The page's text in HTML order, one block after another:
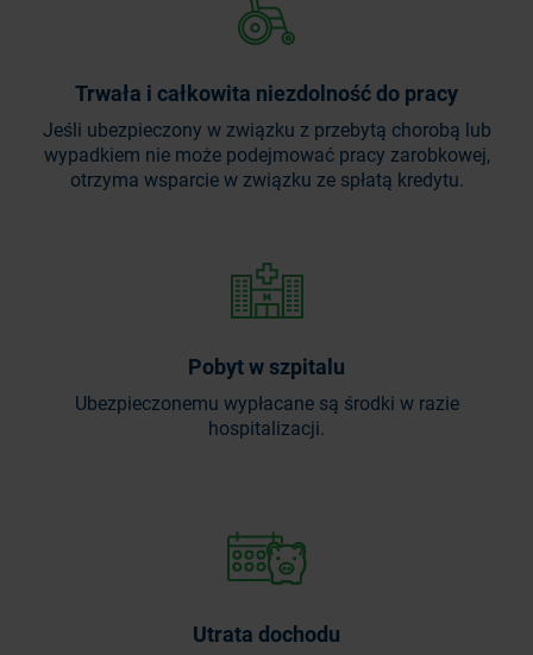
Trwała i całkowita niezdolność do pracy
Jeśli ubezpieczony w związku z przebytą chorobą lub
wypadkiem nie może podejmować pracy zarobkowej,
otrzyma wsparcie w związku ze spłatą kredytu.
Pobyt w szpitalu
Ubezpieczonemu wypłacane są środki w razie
hospitalizacji.
Utrata dochodu